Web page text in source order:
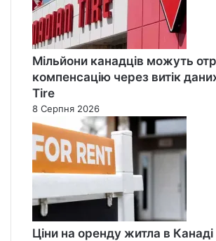
Мільйони канадців можуть
компенсацію через витік
Tire
8 Серпня 2026
Ціни на оренду житла в Канаді